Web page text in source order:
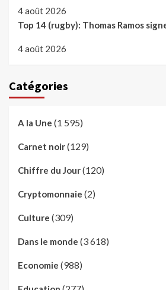
4 août 2026
Top 14 (rugby): Thomas Ramos
4 août 2026
Catégories
A la Une (1 595)
Carnet noir(129)
Chiffre du Jour(120)
Cryptomonnaie (2)
Culture (309)
Dans le monde (3 618)
Economie (988)